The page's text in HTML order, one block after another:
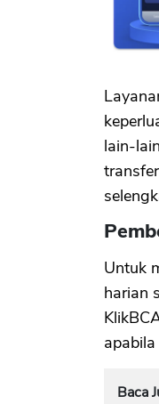
lain-
Untuk
harian
Baca